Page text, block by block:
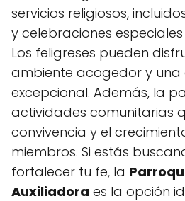
servicios religiosos,
y celebraciones
Los feligreses pueden
ambiente acogedor y
excepcional. Además, la
actividades comunitarias
convivencia y el
miembros. Si estás
fortalecer tu fe, la
Auxiliadora es la opción